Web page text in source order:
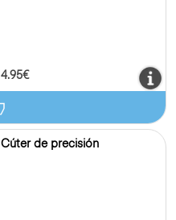
4.95€
Cúter de precisión